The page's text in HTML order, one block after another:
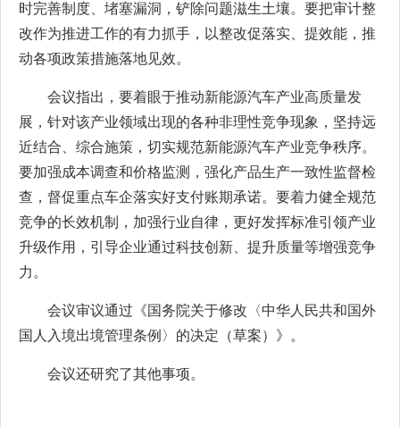
时完善制度、堵塞漏洞，铲除问题滋生土壤。要把审计整
改作为推进工作的有力抓手，以整改促落实、提效能，推
动各项政策措施落地见效。
会议指出，要着眼于推动新能源汽车产业高质量发
展，针对该产业领域出现的各种非理性竞争现象，坚持远
近结合、综合施策，切实规范新能源汽车产业竞争秩序。
要加强成本调查和价格监测，强化产品生产一致性监督检
查，督促重点车企落实好支付账期承诺。要着力健全规范
竞争的长效机制，加强行业自律，更好发挥标准引领产业
升级作用，引导企业通过科技创新、提升质量等增强竞争
力。
会议审议通过《国务院关于修改〈中华人民共和国外
国人入境出境管理条例〉的决定（草案）》。
会议还研究了其他事项。